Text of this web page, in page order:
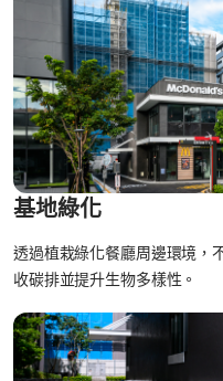
基地綠化
透過植栽綠化餐廳周邊環境，
收碳排並提升生物多樣性。